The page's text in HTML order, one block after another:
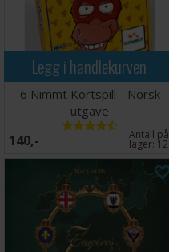
Legg i handlekurven
6 Nimmt Kortspill - Norsk
utgave
140,- Antall på
lager: 12